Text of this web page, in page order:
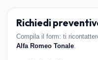
Richiedi
Compila il form: ti
Alfa Romeo Tonale.